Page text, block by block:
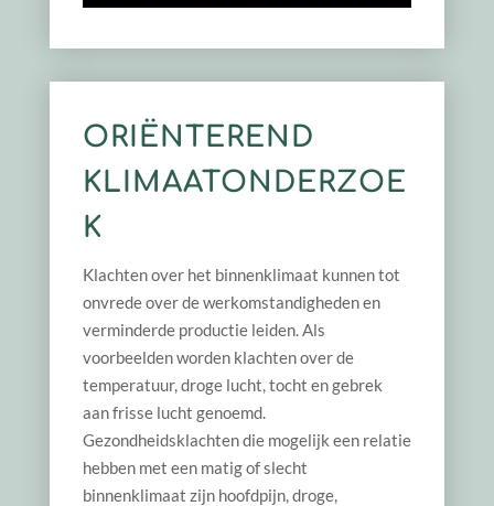
ORIËNTEREND
KLIMAATONDERZOE
K
Klachten over het binnenklimaat kunnen tot
onvrede over de werkomstandigheden en
verminderde productie leiden. Als
voorbeelden worden klachten over de
temperatuur, droge lucht, tocht en gebrek
aan frisse lucht genoemd.
Gezondheidsklachten die mogelijk een relatie
hebben met een matig of slecht
binnenklimaat zijn hoofdpijn, droge,